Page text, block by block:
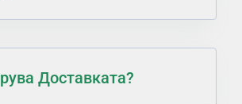
Доставката?